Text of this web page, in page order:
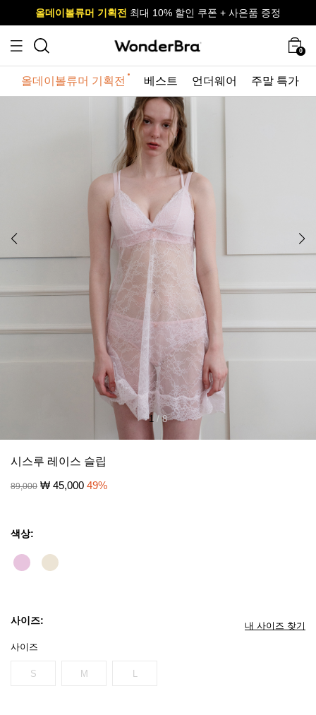
사이즈 무료 교환 서비스
올데이볼류머 기획전 최대 10% 할인 쿠폰 + 사은품 증정
사이즈 무료 교환 서비스
올데이볼류머 기획전
0
올데이볼류머 기획전 베스트 언더웨어 주말 특가
1 /8
시스루 레이스 슬립
89,000 ₩ 45,000 49%
색상:
사이즈: 내 사이즈 찾기
사이즈
S M L